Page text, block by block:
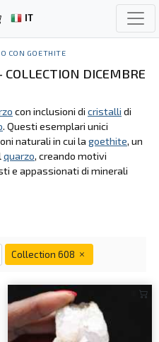
IT
CON GOETHITE
DICEMBRE
con inclusioni di cristalli di
. Questi esemplari unici
naturali in cui la goethite, un
quarzo, creando motivi
e appassionati di minerali
Collection 608